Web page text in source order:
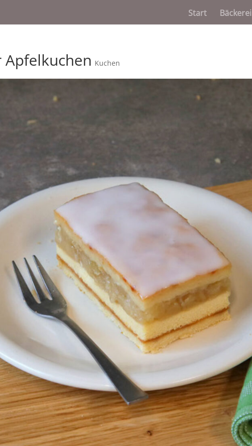
Start Bäckerei
Apfelkuchen Kuchen